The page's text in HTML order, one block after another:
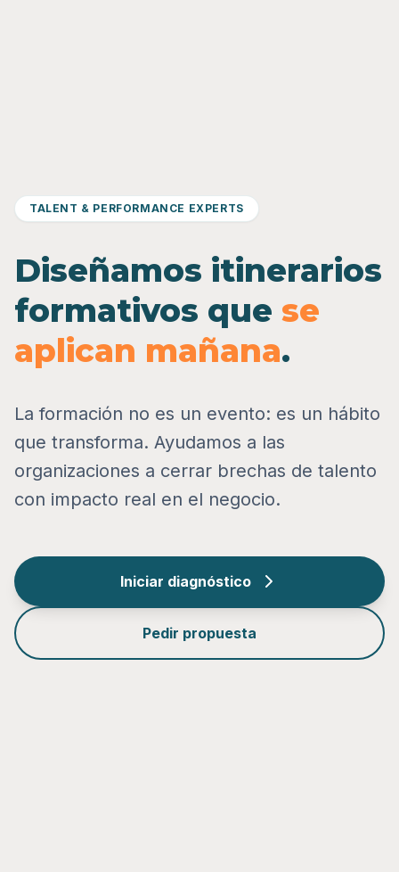
TALENT & PERFORMANCE EXPERTS
Diseñamos itinerarios
formativos que se
aplican mañana.
La formación no es un evento: es un hábito
que transforma. Ayudamos a las
organizaciones a cerrar brechas de talento
con impacto real en el negocio.
Iniciar diagnóstico
Pedir propuesta